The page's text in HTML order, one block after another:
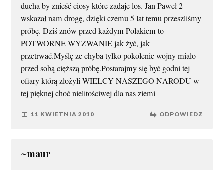
ducha by znieść ciosy które zadaje los. Jan Paweł 2
wskazał nam drogę, dzięki czemu 5 lat temu przeszliśmy
próbę. Dziś znów przed każdym Polakiem to
POTWORNE WYZWANIE jak żyć, jak
przetrwać.Myślę ze chyba tylko pokolenie wojny miało
przed sobą cięższą próbę.Postarajmy się być godni tej
ofiary którą złożyli WIELCY NASZEGO NARODU w
tej pięknej choć nielitościwej dla nas ziemi
11 KWIETNIA 2010 ODPOWIEDZ
~maur